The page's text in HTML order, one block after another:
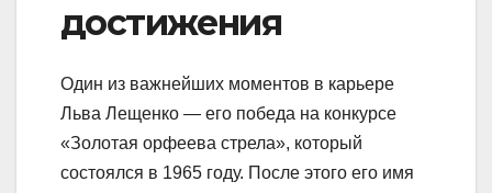
достижения
Один из важнейших моментов в карьере
Льва Лещенко — его победа на конкурсе
«Золотая орфеева стрела», который
состоялся в 1965 году. После этого его имя